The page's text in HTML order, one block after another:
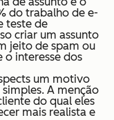
do trabalho de e-
teste de
criar um assunto
jeito de spam ou
o interesse dos
um motivo
A menção
do qual eles
mais realista e